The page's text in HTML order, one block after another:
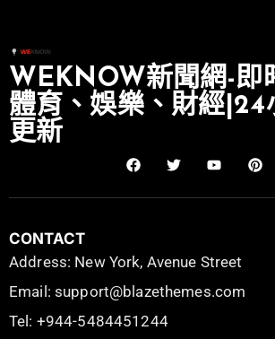
WEKNOW新聞網-即
體育、娛樂、財經|24
更新
CONTACT
Address: New York, Avenue Street
Email: support@blazethemes.com
Tel: +944-5484451244